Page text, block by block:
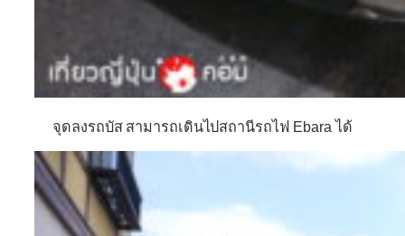
จุดลงรถบัส สามารถเดินไปสถานีรถไฟ Ebara ได้